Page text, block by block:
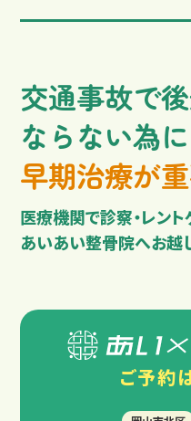
交通事故の補償について
交通事故で
ならない為
早期治療が
医療機関で診察・レン
あいあい整骨院へお越
ご予約